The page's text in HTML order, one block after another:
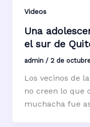
Videos
Una
el sur de
admin / 2 de
Los vecinos de
no creen lo que
muchacha fue